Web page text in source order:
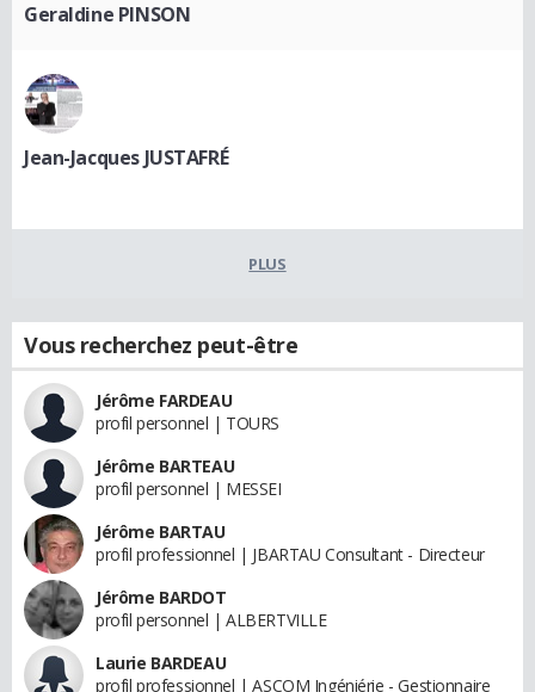
Geraldine PINSON
Jean-Jacques JUSTAFRÉ
PLUS
Vous recherchez peut-être
Jérôme FARDEAU
profil personnel | TOURS
Jérôme BARTEAU
profil personnel | MESSEI
Jérôme BARTAU
profil professionnel | JBARTAU Consultant - Directeur
Jérôme BARDOT
profil personnel | ALBERTVILLE
Laurie BARDEAU
profil professionnel | ASCOM Ingéniérie - Gestionnaire